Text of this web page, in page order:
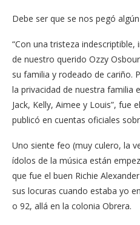
Debe ser que se nos pegó
“Con una tristeza
de nuestro querido Ozzy
su familia y rodeado de cariño.
la privacidad de nuestra familia
Jack, Kelly, Aimee y Louis”, fue
publicó en cuentas oficiales
Uno siente feo (muy culero, la
ídolos de la música están
que fue el buen Richie
sus locuras cuando estaba yo
o 92, allá en la colonia Obrera.